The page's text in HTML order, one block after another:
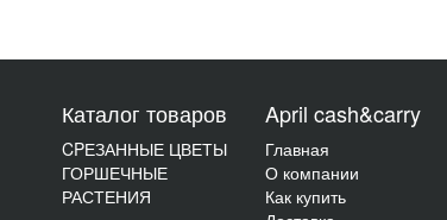
Каталог товаров
CPЕЗАННЫЕ ЦВЕТЫ
ГОРШЕЧНЫЕ
РАСТЕНИЯ
April cash&carry
Главная
О компании
Как купить